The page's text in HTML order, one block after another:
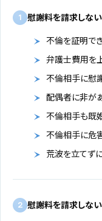
1 慰謝料を請求しな
不倫を証明で
弁護士費用を
不倫相手に慰
配偶者に非が
不倫相手も既
不倫相手に危
荒波を立てず
2 慰謝料を請求しな